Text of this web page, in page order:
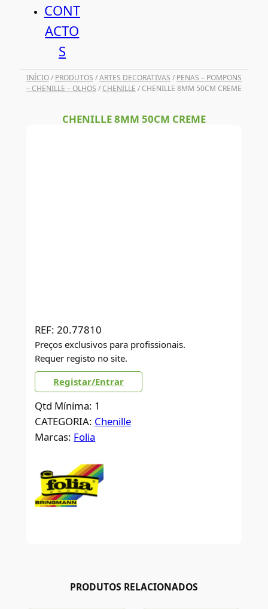
CONT
ACTO
S
INÍCIO/ PRODUTOS /ARTES DECORATIVAS / PENAS – POMPONS
– CHENILLE – OLHOS /CHENILLE / CHENILLE 8MM 50CM CREME
CHENILLE 8MM 50CM CREME
REF: 20.77810
Preços exclusivos para profissionais.
Requer registo no site.
Registar/Entrar
Qtd Mínima: 1
CATEGORIA: Chenille
Marcas: Folia
PRODUTOS RELACIONADOS